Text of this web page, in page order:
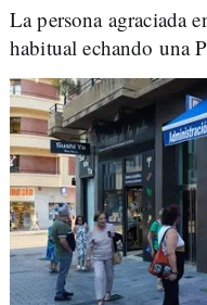
La persona agraciada
habitual echando una